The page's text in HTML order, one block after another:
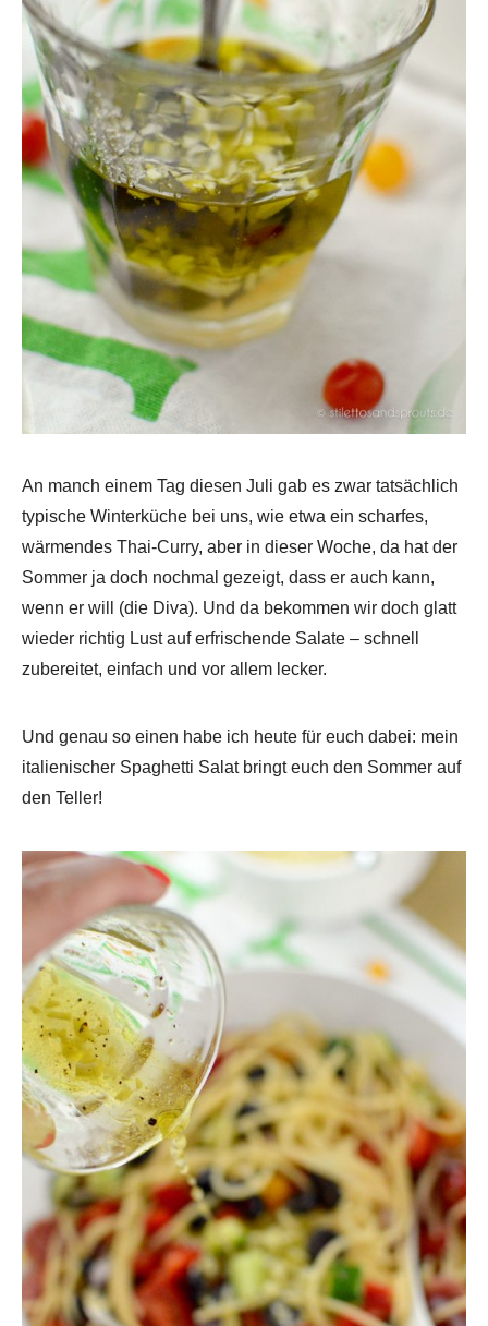
An manch einem Tag diesen Juli gab es zwar tatsächlich
typische Winterküche bei uns, wie etwa ein scharfes,
wärmendes Thai-Curry, aber in dieser Woche, da hat der
Sommer ja doch nochmal gezeigt, dass er auch kann,
wenn er will (die Diva). Und da bekommen wir doch glatt
wieder richtig Lust auf erfrischende Salate – schnell
zubereitet, einfach und vor allem lecker.
Und genau so einen habe ich heute für euch dabei: mein
italienischer Spaghetti Salat bringt euch den Sommer auf
den Teller!